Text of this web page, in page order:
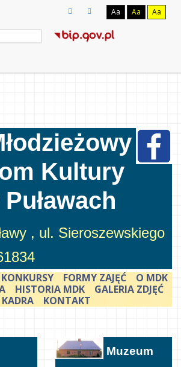
Aa Aa Aa
Kultury
, ul. Sieroszewskiego
KONKURSY FORMY ZAJĘĆ
O MDK
HISTORIA MDK
GALERIA ZDJĘĆ
KADRA
KONTAKT
Muzeum